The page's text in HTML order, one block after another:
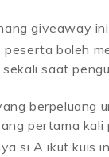
giveaway
peserta boleh
saat
berpeluang
pertama
si A ikut kuis